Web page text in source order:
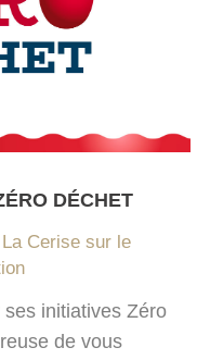
DÉCHET
La Cerise sur le
initiatives Zéro
de vous